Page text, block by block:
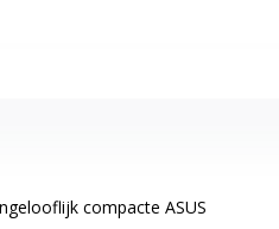
compacte ASUS